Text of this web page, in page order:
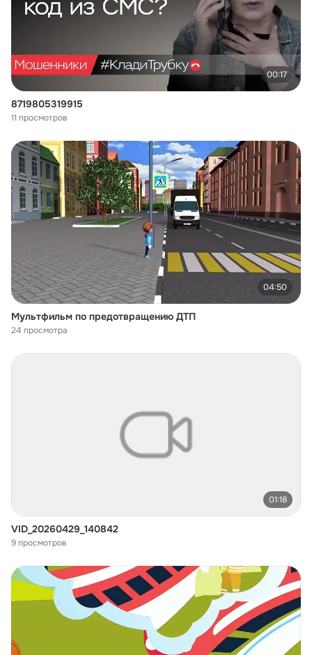
00:17
8719805319915
11 просмотров
04:50
Мультфильм по предотвращению ДТП
24 просмотра
01:18
VID_20260429_140842
9 просмотров